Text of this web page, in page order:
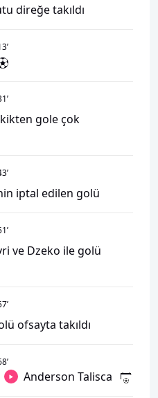
direğe takıldı
’
’
gole çok
’
iptal edilen golü
’
ve Dzeko ile golü
’
ofsayta takıldı
’
Anderson Talisca